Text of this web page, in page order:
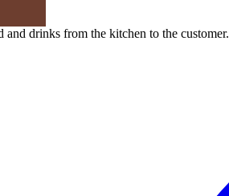
drinks from the kitchen to the customer.